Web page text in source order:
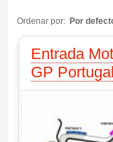
Ordenar por: Por
Entrada
GP